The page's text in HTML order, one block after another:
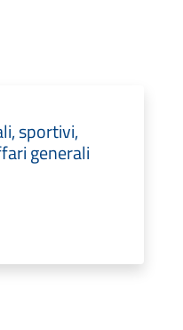
sportivi,
generali